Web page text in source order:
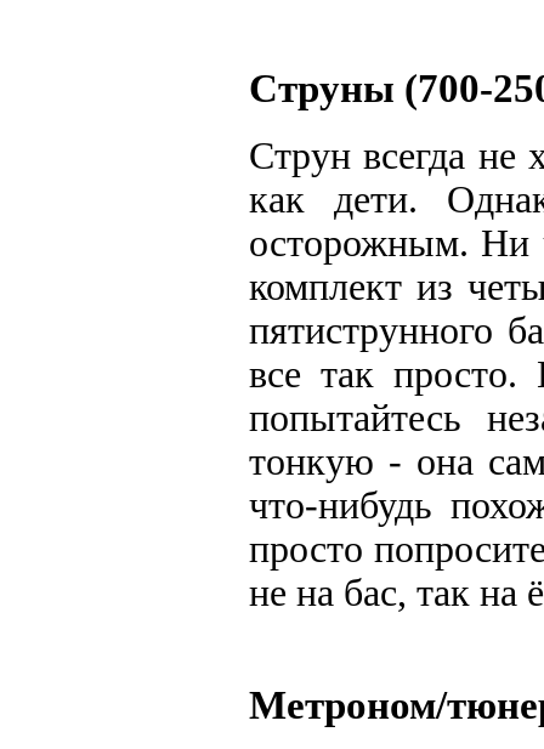
Струны (700-
Струн всегда не
как дети.
осторожным. Ни
комплект из
пятиструнного
все так
попытайтесь
тонкую - она
что-нибудь
просто
не на бас, так на
Метроном/